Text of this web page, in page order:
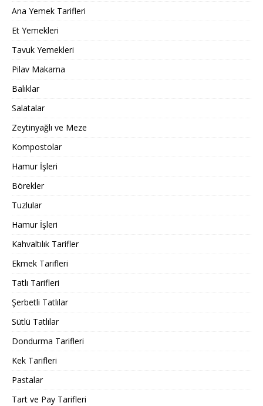
Ana Yemek Tarifleri
Et Yemekleri
Tavuk Yemekleri
Pilav Makarna
Balıklar
Salatalar
Zeytinyağlı ve Meze
Kompostolar
Hamur İşleri
Börekler
Tuzlular
Hamur İşleri
Kahvaltılık Tarifler
Ekmek Tarifleri
Tatlı Tarifleri
Şerbetli Tatlılar
Sütlü Tatlılar
Dondurma Tarifleri
Kek Tarifleri
Pastalar
Tart ve Pay Tarifleri